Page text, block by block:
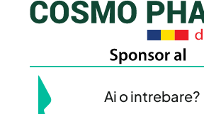
Ai o intrebare?